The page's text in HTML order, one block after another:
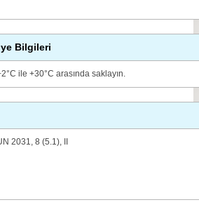
Bilgileri
ile +30°C arasında saklayın.
2031, 8 (5.1), II